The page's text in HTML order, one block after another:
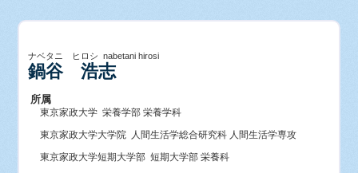
ナベタニ ヒロシ nabetani hirosi
鍋谷 浩志
所属
東京家政大学 栄養学部 栄養学科
東京家政大学大学院 人間生活学総合研究科 人間生活学専攻
東京家政大学短期大学部 短期大学部 栄養科